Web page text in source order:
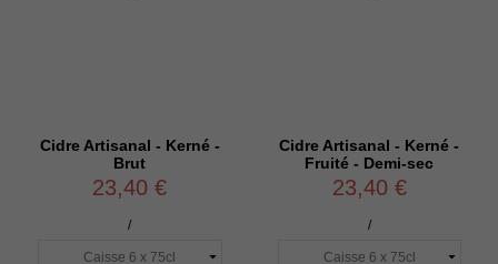
Cidre Artisanal - Kerné -
Brut
23,40 €
/
Cidre Artisanal - Kerné -
Fruité - Demi-sec
23,40 €
/